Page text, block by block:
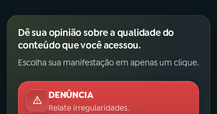
Dê sua opinião sobre a qualidade do
conteúdo que você acessou.
Escolha sua manifestação em apenas um clique.
DENÚNCIA
Relate irregularidades.